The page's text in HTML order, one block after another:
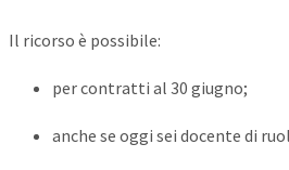
Il ricorso è possibile:
per contratti al 30 giugno;
anche se oggi sei docente di